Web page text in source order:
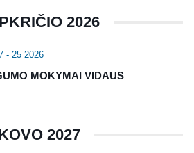
2026
- 25 2026
MOKYMAI VIDAUS
2027
|Privatumo politika